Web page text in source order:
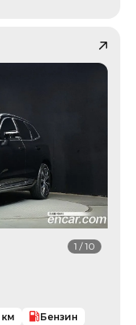
1 /10
км
Бензин